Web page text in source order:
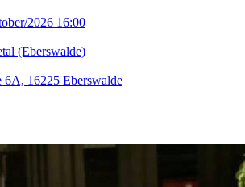
2026 16:00
(Eberswalde)
6A, 16225 Eberswalde